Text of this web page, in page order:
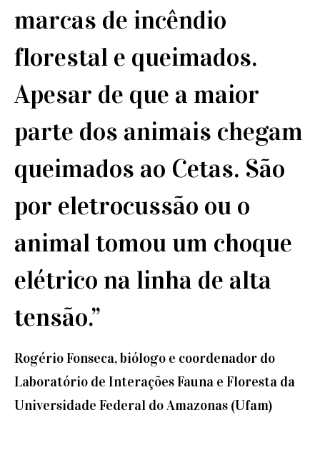
marcas de incêndio
florestal e queimados.
Apesar de que a maior
parte dos animais chegam
queimados ao Cetas. São
por eletrocussão ou o
animal tomou um choque
elétrico na linha de alta
tensão.”
Rogério Fonseca, biólogo e coordenador do
Laboratório de Interações Fauna e Floresta da
Universidade Federal do Amazonas (Ufam)